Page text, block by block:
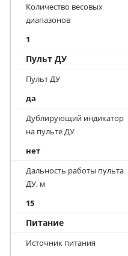
Количество весовых
диапазонов
1
Пульт ДУ
Пульт ДУ
да
Дублирующий индикатор
на пульте ДУ
нет
Дальность работы пульта
ДУ, м
15
Питание
Источник питания